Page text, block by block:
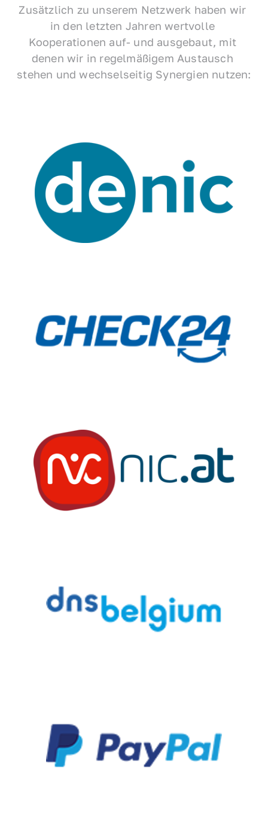
Zusätzlich zu unserem Netzwerk haben wir
in den letzten Jahren wertvolle
Kooperationen auf- und ausgebaut, mit
denen wir in regelmäßigem Austausch
stehen und wechselseitig Synergien nutzen: